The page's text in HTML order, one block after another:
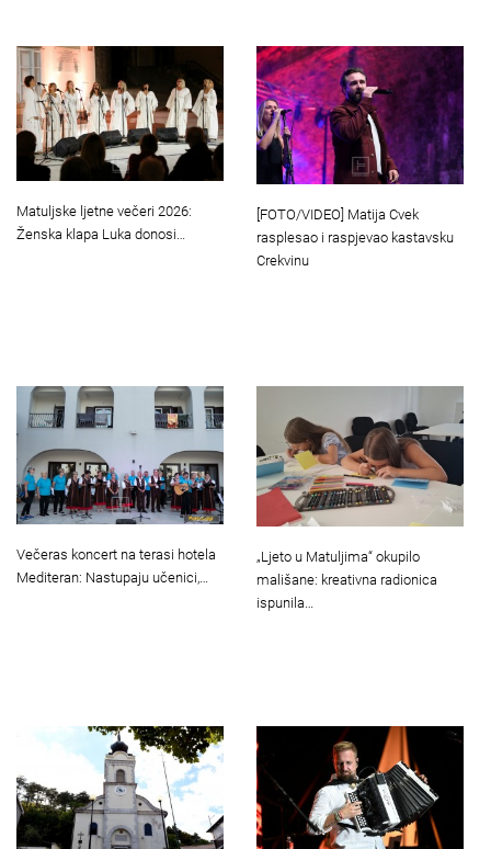
Matuljske ljetne večeri 2026:
Ženska klapa Luka donosi…
[FOTO/VIDEO] Matija Cvek
rasplesao i raspjevao kastavsku
Crekvinu
Večeras koncert na terasi hotela
Mediteran: Nastupaju učenici,…
„Ljeto u Matuljima“ okupilo
mališane: kreativna radionica
ispunila…